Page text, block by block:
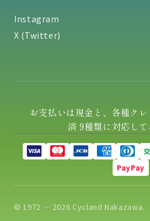
Instagram
X (Twitter)
お支払いは現金と、各種ク
済 9種類に対応して
PayPay
© 1972 — 2026 Cycland Nakazawa.